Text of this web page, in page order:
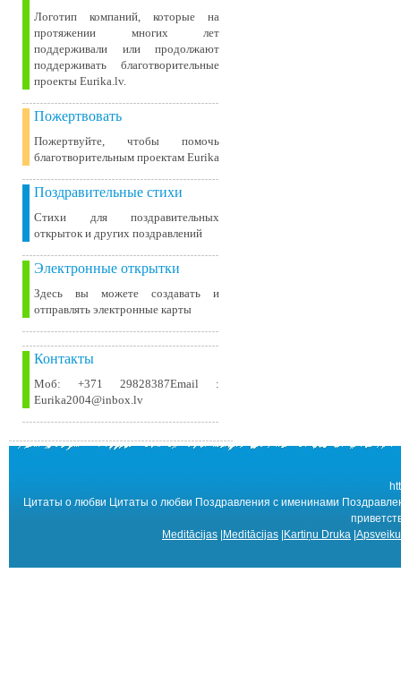
Логотип компаний, которые на
протяжении многих лет
поддерживали или продолжают
поддерживать благотворительные
проекты Eurika.lv.
Пожертвовать
Пожертвуйте, чтобы помочь
благотворительным проектам Eurika
Поздравительные стихи
Стихи для поздравительных
открыток и других поздравлений
Электронные открытки
Здесь вы можете создавать и
отправлять электронные карты
Контакты
Моб: +371 29828387Email :
Eurika2004@inbox.lv
Цитаты о любви Цитаты о любви Поздравления с именинами
Meditācijas Meditācijas Kartiņu Druka